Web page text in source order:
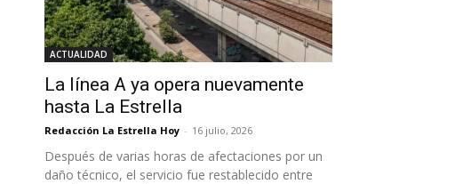
ACTUALIDAD
La línea A ya opera nuevamente
hasta La Estrella
Redacción La Estrella Hoy - 16 julio, 2026
Después de varias horas de afectaciones por un
daño técnico, el servicio fue restablecido entre